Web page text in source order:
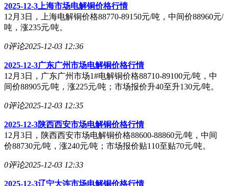
2025-12-3上海市场电解铜价格行情
12月3日，上海电解铜价格88770-89150元/吨，中间价88960元/
吨，涨235元/吨。
0评论2025-12-03 12:36
2025-12-3广东广州市场电解铜价格行情
12月3日，广东广州市场1#电解铜价格88710-89100元/吨，中
间价88905元/吨，涨225元/吨；市场报价升40至升130元/吨。
0评论2025-12-03 12:35
2025-12-3陕西西安市场电解铜价格行情
12月3日，陕西西安市场电解铜价格88600-88860元/吨，中间
价88730元/吨，涨240元/吨；市场报价贴110至贴70元/吨。
0评论2025-12-03 12:33
2025-12-3辽宁大连市场电解铜价格行情